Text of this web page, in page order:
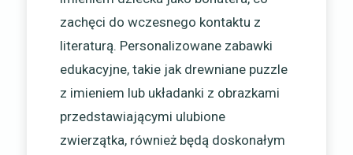
zachęci do wczesnego kontaktu z
literaturą. Personalizowane zabawki
edukacyjne, takie jak drewniane puzzle
z imieniem lub układanki z obrazkami
przedstawiającymi ulubione
zwierzątka, również będą doskonałym